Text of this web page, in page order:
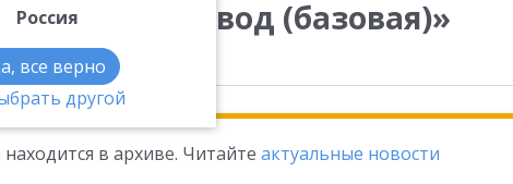
Россия
все верно
другой
«Садовод (базовая)»
в архиве. Читайте актуальные новости